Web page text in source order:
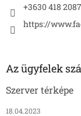
+3630 418 2087
https://
Az ügyfelek
Szerver térképe
18.04.2023